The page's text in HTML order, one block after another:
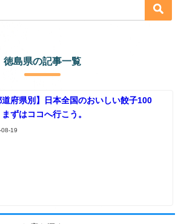
徳島県の記事一覧
道府県別】日本全国のおいしい餃子100
ずはココへ行こう。
08-19